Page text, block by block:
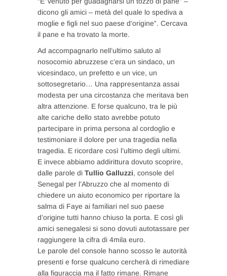
dicono gli amici – metà del quale lo spediva a
moglie e figli nel suo paese d’origine”. Cercava
il pane e ha trovato la morte.
Ad accompagnarlo nell’ultimo saluto al
nosocomio abruzzese c’era un sindaco, un
vicesindaco, un prefetto e un vice, un
sottosegretario… Una rappresentanza assai
modesta per una circostanza che meritava ben
altra attenzione. E forse qualcuno, tra le più
alte cariche dello stato avrebbe potuto
partecipare in prima persona al cordoglio e
testimoniare il dolore per una tragedia nella
tragedia. E ricordare così l’ultimo degli ultimi.
E invece abbiamo addirittura dovuto scoprire,
dalle parole di Tullio Galluzzi, console del
Senegal per l’Abruzzo che al momento di
chiedere un aiuto economico per riportare la
salma di Faye ai familiari nel suo paese
d’origine tutti hanno chiuso la porta. E così gli
amici senegalesi si sono dovuti autotassare per
raggiungere la cifra di 4mila euro.
Le parole del console hanno scosso le autorità
presenti e forse qualcuno cercherà di rimediare
alla figuraccia ma il fatto rimane. Rimane